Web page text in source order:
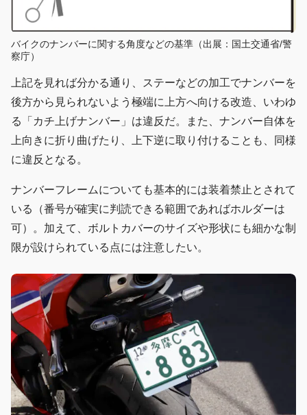
バイクのナンバーに関する角度などの基準（出展：国土交通省/警
察庁）
上記を見れば分かる通り、ステーなどの加工でナンバーを
後方から見られないよう極端に上方へ向ける改造、いわゆ
る「カチ上げナンバー」は違反だ。また、ナンバー自体を
上向きに折り曲げたり、上下逆に取り付けることも、同様
に違反となる。
ナンバーフレームについても基本的には装着禁止とされて
いる（番号が確実に判読できる範囲であればホルダーは
可）。加えて、ボルトカバーのサイズや形状にも細かな制
限が設けられている点には注意したい。